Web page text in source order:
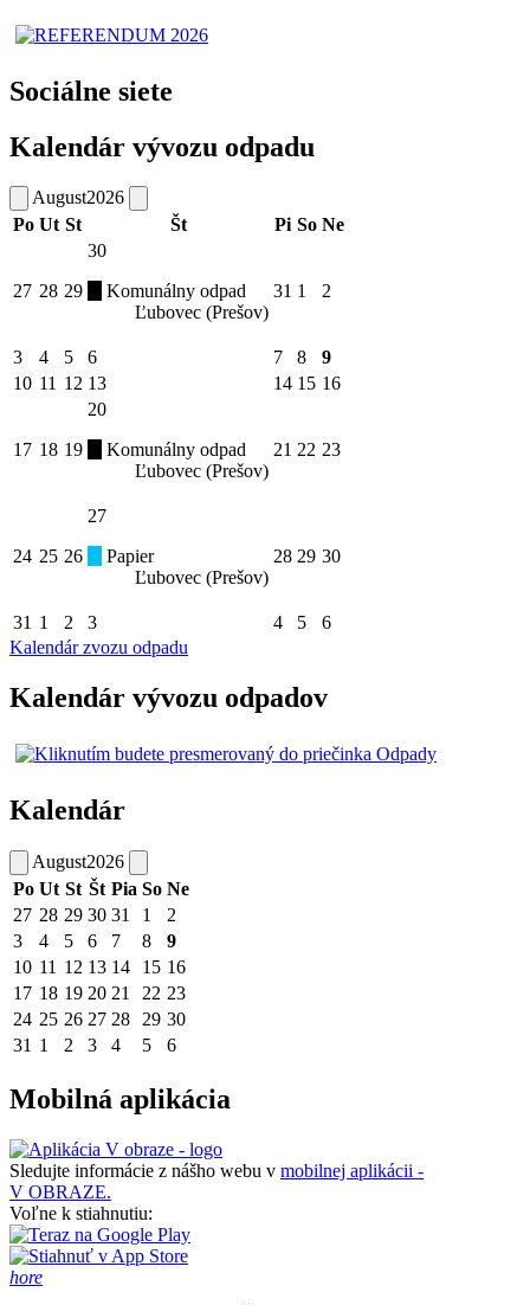
Sociálne siete
Kalendár vývozu odpadu
August2026
Po Ut St Št Pi So Ne
27 28 29
30
Komunálny odpad
Ľubovec (Prešov)
31 1 2
3 4 5 6 7 8
9
10 11 12 13 14 15 16
17 18 19
20
Komunálny odpad
Ľubovec (Prešov)
21 22 23
24 25 26
27
Papier
Ľubovec (Prešov)
28 29 30
31 1 2 3 4 5
6
Kalendár zvozu odpadu
Kalendár vývozu odpadov
Kalendár
August2026
Po Ut St Št Pia So Ne
27 28 29 30 31 1
2
3
4 5 6 7 8
9
10 11 12 13 14 15 16
17 18 19 20 21 22 23
24 25 26 27 28 29 30
31 1 2 3 4 5 6
Mobilná aplikácia
Sledujte informácie z nášho webu v mobilnej aplikácii -
V OBRAZE.
Voľne k stiahnutiu:
hore